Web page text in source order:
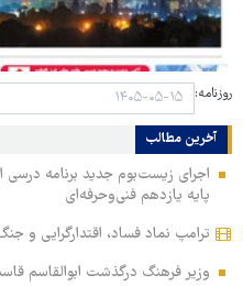
روزنامه:
آخرین مطالب
اجرای زیست‌بوم جدید برنامه درسی
پایه یازدهم فنی‌وحرفه‌ای
ترامپ نماد فساد، اقتدارگرایی و
وزیر فرهنگ درگذشت ابوالقاسم